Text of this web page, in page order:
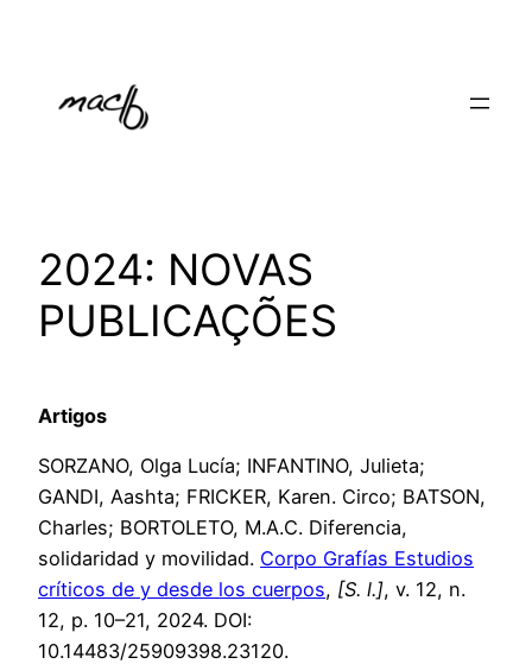
conteúdo
2024: NOVAS
PUBLICAÇÕES
Artigos
SORZANO, Olga Lucía; INFANTINO, Julieta;
GANDI, Aashta; FRICKER, Karen. Circo; BATSON,
Charles; BORTOLETO, M.A.C. Diferencia,
solidaridad y movilidad. Corpo Grafías Estudios
críticos de y desde los cuerpos, [S. l.], v. 12, n.
12, p. 10–21, 2024. DOI:
10.14483/25909398.23120.